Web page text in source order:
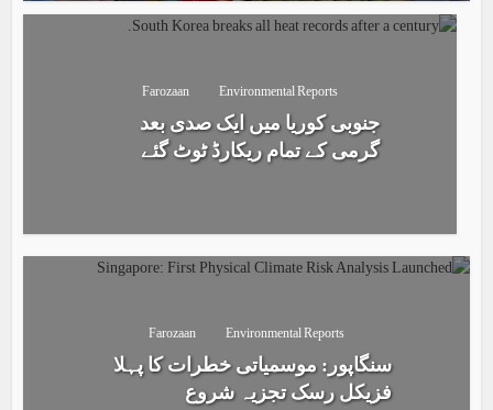
Environmental Reports
Farozaan
جنوبی کوریا میں ایک صدی بعد
گرمی کے تمام ریکارڈ ٹوٹ گئے
Environmental Reports
Farozaan
سنگاپور: موسمیاتی خطرات کا پہلا
فزیکل رسک تجزیہ شروع